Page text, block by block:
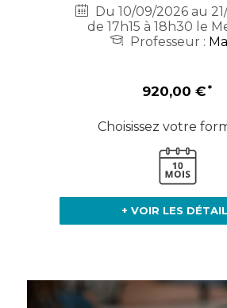
Du 10/09/2026 au
de 17h15 à 18h30 le
Professeur :
920,00 €
Choisissez votre
+ VOIR LES